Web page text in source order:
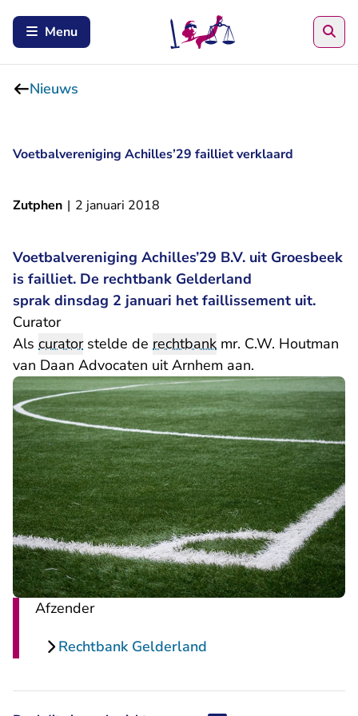
Menu
Nieuws
Voetbalvereniging Achilles’29 failliet verklaard
Zutphen | 2 januari 2018
Voetbalvereniging Achilles’29 B.V. uit Groesbeek
is failliet. De rechtbank Gelderland
sprak dinsdag 2 januari het faillissement uit.
Curator
Als curatorstelde de rechtbank mr. C.W. Houtman
van Daan Advocaten uit Arnhem aan.
Afzender
Rechtbank Gelderland